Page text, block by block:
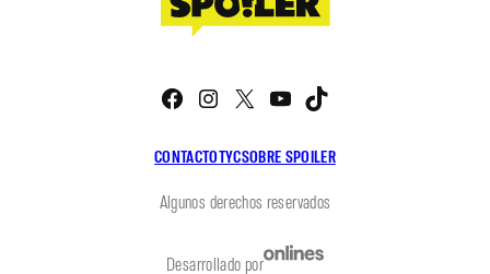
CONTACTOTYCSOBRE SPOILER
Facebook
Instagram
X YouTube
Algunos derechos reservados
Desarrollado por